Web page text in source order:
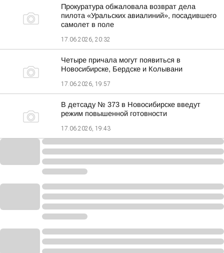
Прокуратура обжаловала возврат дела
пилота «Уральских авиалиний», посадившего
самолет в поле
17.06.2026, 20:32
Четыре причала могут появиться в
Новосибирске, Бердске и Колывани
17.06.2026, 19:57
В детсаду № 373 в Новосибирске введут
режим повышенной готовности
17.06.2026, 19:43